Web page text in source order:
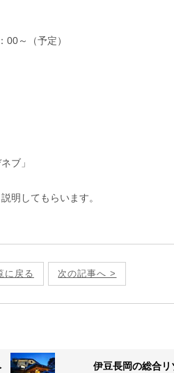
～（予定）
ブ」
明してもらいます。
に戻る 次の記事へ >
伊豆長岡の総合